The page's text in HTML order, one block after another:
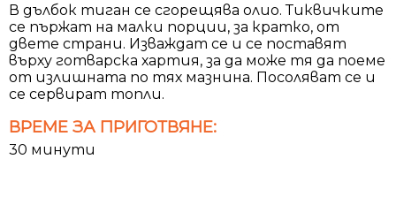
В дълбок тиган се сгорещява олио. Тиквичките
се пържат на малки порции, за кратко, от
двете страни. Изваждат се и се поставят
върху готварска хартия, за да може тя да поеме
от излишната по тях мазнина. Посоляват се и
се сервират топли.
ВРЕМЕ ЗА ПРИГОТВЯНЕ:
30 минути